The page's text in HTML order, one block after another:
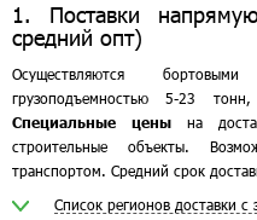
1. Поставки
средний опт)
Осуществляются
грузоподъемностью 5-23
Специальные цены на
строительные объекты.
транспортом. Средний срок
Список регионов доставки с